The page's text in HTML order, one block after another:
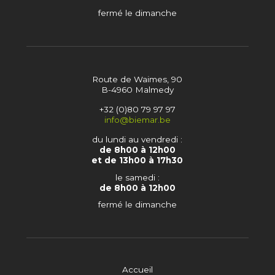
Accueil
fermé le dimanche
Route de Waimes, 90
B-4960 Malmedy
+32 (0)80 79 97 97
info@biemar.be
du lundi au vendredi :
de 8h00 à 12h00
et de 13h00 à 17h30
le samedi :
de 8h00 à 12h00
fermé le dimanche